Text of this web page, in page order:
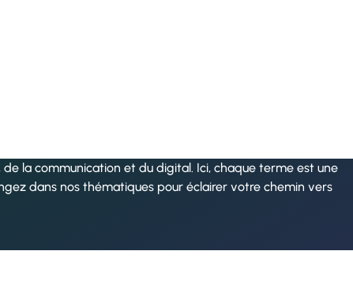
la communication et du digital. Ici, chaque terme est une
dans nos thématiques pour éclairer votre chemin vers